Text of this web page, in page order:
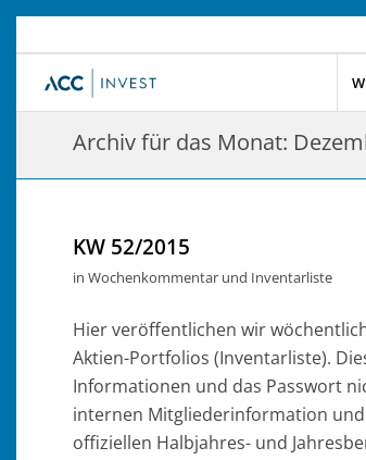
Archiv für das Monat:
KW 52/2015
in Wochenkommentar und Inventarliste
Hier veröffentlichen wir
Aktien-Portfolios (Inventarliste).
Informationen und das Passwort
internen Mitgliederinformation
offiziellen Halbjahres- und